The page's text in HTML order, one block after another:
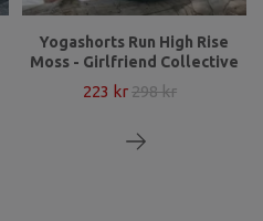
Yogashorts Run High Rise
Moss - Girlfriend Collective
223 kr298 kr